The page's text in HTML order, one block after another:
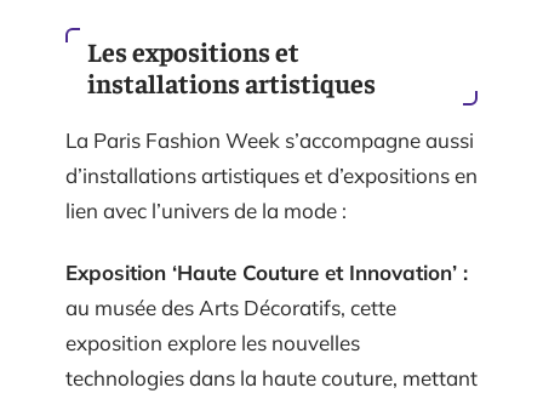
Les expositions et
installations artistiques
La Paris Fashion Week s’accompagne aussi
d’installations artistiques et d’expositions en
lien avec l’univers de la mode :
Exposition ‘Haute Couture et Innovation’ :
au musée des Arts Décoratifs, cette
exposition explore les nouvelles
technologies dans la haute couture, mettant